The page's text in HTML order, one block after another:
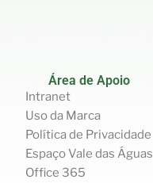
Área de Apoio
Intranet
Uso da Marca
Política de Privacidade
Espaço Vale das Águas
Office 365